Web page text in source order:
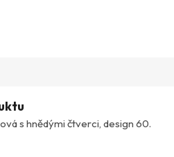
s hnědými čtverci, design 60.